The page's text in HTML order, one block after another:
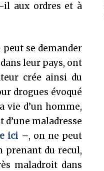
il aux ordres et à
se demander
leur pays, ont
crée ainsi du
drogues évoqué
vie d’un homme,
maladresse
ici –, on ne peut
prenant du recul,
maladroit dans